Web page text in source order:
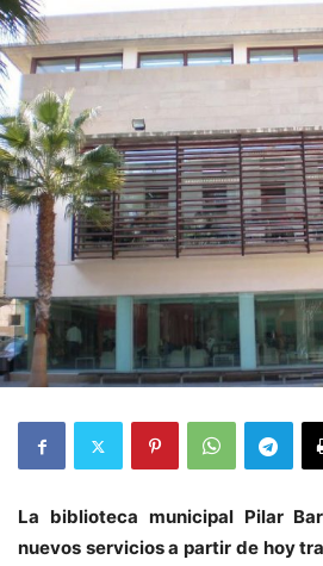
La biblioteca municipal Pilar
nuevos servicios a partir de hoy